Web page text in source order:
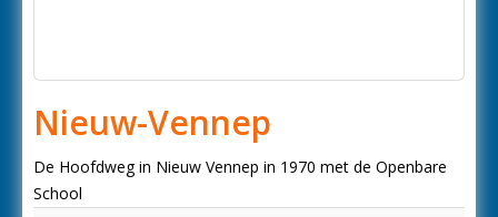
Nieuw-Vennep
De Hoofdweg in Nieuw Vennep in 1970 met de Openbare
School